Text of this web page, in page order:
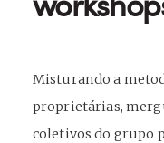
Misturando a
proprietárias,
coletivos do grupo